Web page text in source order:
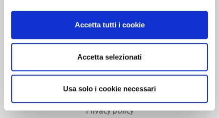
Accetta tutti i cookie
Accetta selezionati
Usa solo i cookie necessari
tel. +39 0173 364631
Codice fiscale e P.IVA: 02809130046
Codice SDI: USAL8PV
PEC gowine@legalmail.it
info@gowinet.it
Privacy policy